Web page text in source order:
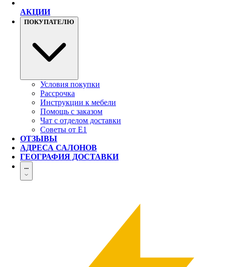
АКЦИИ
ПОКУПАТЕЛЮ
Условия покупки
Рассрочка
Инструкции к мебели
Помощь с заказом
Чат с отделом доставки
Советы от Е1
ОТЗЫВЫ
АДРЕСА САЛОНОВ
ГЕОГРАФИЯ ДОСТАВКИ
...